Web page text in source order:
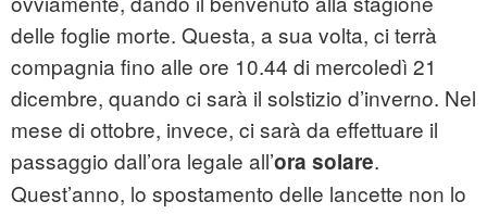
delle foglie morte. Questa, a sua volta, ci terrà
compagnia fino alle ore 10.44 di mercoledì 21
dicembre, quando ci sarà il solstizio d’inverno. Nel
mese di ottobre, invece, ci sarà da effettuare il
passaggio dall’ora legale all’ora solare.
Quest’anno, lo spostamento delle lancette non lo